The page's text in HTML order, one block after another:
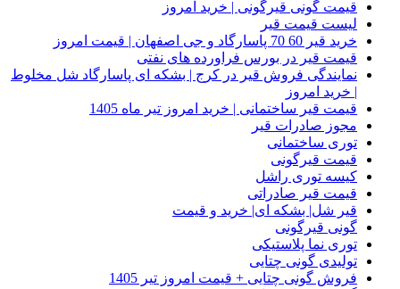
قیمت گونی قیرگونی | خرید امروز
لیست قیمت قیر
خرید قیر 60 70 پاسارگاد و جی اصفهان | قیمت امروز
قیمت قیر در بورس فراورده های نفتی
نمایندگی فروش قیر در کرج | بشکه ای پاسارگاد شل مخلوط
| خرید امروز
قیمت قیر ساختمانی | خرید امروز تیر ماه 1405
مجوز صادرات قیر
توری ساختمانی
قیمت قیرگونی
کیسه توری راشل
قیمت قیر صادراتی
قیر شل| بشکه ای| خرید و قیمت
گونی قیرگونی
توری نما پلاستیکی
تولیدی گونی چتایی
فروش گونی چتایی + قیمت امروز تیر 1405